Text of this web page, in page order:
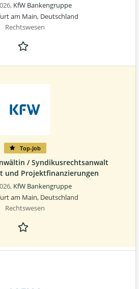
KfW Bankengruppe
am Main, Deutschland
Rechtswesen
Top-Job
/ Syndikusrechtsanwalt
und Projektfinanzierungen
KfW Bankengruppe
am Main, Deutschland
Rechtswesen